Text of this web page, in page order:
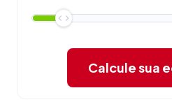
Calcule sua